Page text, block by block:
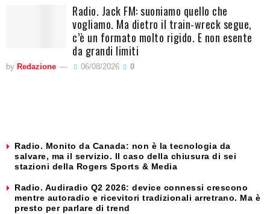
Radio. Jack FM: suoniamo quello che
vogliamo. Ma dietro il train-wreck segue,
c’è un formato molto rigido. E non esente
da grandi limiti
by Redazione 06/08/2026 0
Radio. Monito da Canada: non è la tecnologia da
salvare, ma il servizio. Il caso della chiusura di sei
stazioni della Rogers Sports & Media
Radio. Audiradio Q2 2026: device connessi crescono
mentre autoradio e ricevitori tradizionali arretrano. Ma è
presto per parlare di trend